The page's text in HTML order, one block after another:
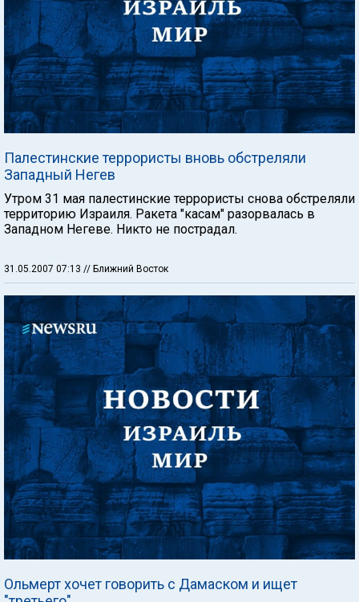
Палестинские террористы вновь обстреляли
Западный Негев
Утром 31 мая палестинские террористы снова обстреляли
территорию Израиля. Ракета "касам" разорвалась в
Западном Негеве. Никто не пострадал.
31.05.2007 07:13 // Ближний Восток
Ольмерт хочет говорить с Дамаском и ищет